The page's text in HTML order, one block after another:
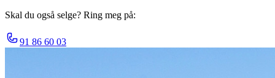
Skal du også selge? Ring meg på:
91 86 60 03